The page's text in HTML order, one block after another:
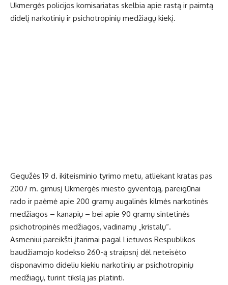
Ukmergės policijos komisariatas skelbia apie rastą ir paimtą
didelį narkotinių ir psichotropinių medžiagų kiekį.
Gegužės 19 d. ikiteisminio tyrimo metu, atliekant kratas pas
2007 m. gimusį Ukmergės miesto gyventoją, pareigūnai
rado ir paėmė apie 200 gramų augalinės kilmės narkotinės
medžiagos – kanapių – bei apie 90 gramų sintetinės
psichotropinės medžiagos, vadinamų „kristalų“.
Asmeniui pareikšti įtarimai pagal Lietuvos Respublikos
baudžiamojo kodekso 260-ą straipsnį dėl neteisėto
disponavimo dideliu kiekiu narkotinių ar psichotropinių
medžiagų, turint tikslą jas platinti.